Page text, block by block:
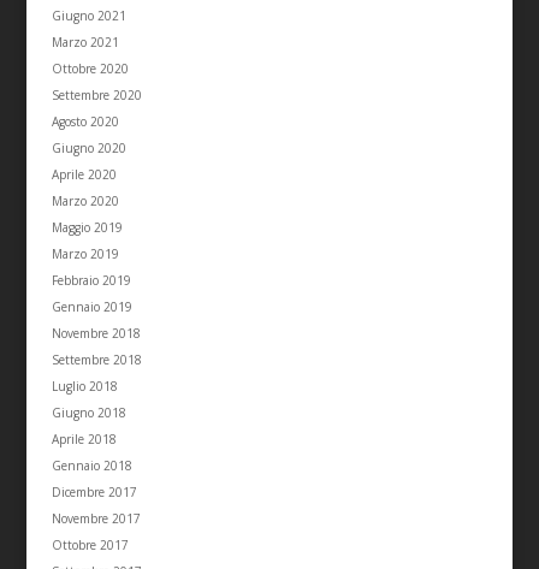
Giugno 2021
Marzo 2021
Ottobre 2020
Settembre 2020
Agosto 2020
Giugno 2020
Aprile 2020
Marzo 2020
Maggio 2019
Marzo 2019
Febbraio 2019
Gennaio 2019
Novembre 2018
Settembre 2018
Luglio 2018
Giugno 2018
Aprile 2018
Gennaio 2018
Dicembre 2017
Novembre 2017
Ottobre 2017